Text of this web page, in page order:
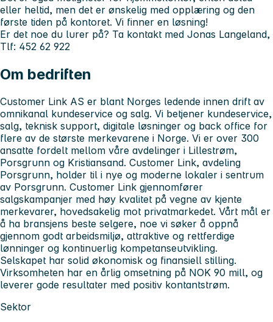
eller heltid, men det er ønskelig med opplæring og den
første tiden på kontoret. Vi finner en løsning!
Er det noe du lurer på? Ta kontakt med Jonas Langeland,
Tlf: 452 62 922
Om bedriften
Customer Link AS er blant Norges ledende innen drift av
omnikanal kundeservice og salg. Vi betjener kundeservice,
salg, teknisk support, digitale løsninger og back office for
flere av de største merkevarene i Norge. Vi er over 300
ansatte fordelt mellom våre avdelinger i Lillestrøm,
Porsgrunn og Kristiansand. Customer Link, avdeling
Porsgrunn, holder til i nye og moderne lokaler i sentrum
av Porsgrunn. Customer Link gjennomfører
salgskampanjer med høy kvalitet på vegne av kjente
merkevarer, hovedsakelig mot privatmarkedet. Vårt mål er
å ha bransjens beste selgere, noe vi søker å oppnå
gjennom godt arbeidsmiljø, attraktive og rettferdige
lønninger og kontinuerlig kompetanseutvikling.
Selskapet har solid økonomisk og finansiell stilling.
Virksomheten har en årlig omsetning på NOK 90 mill, og
leverer gode resultater med positiv kontantstrøm.
Sektor